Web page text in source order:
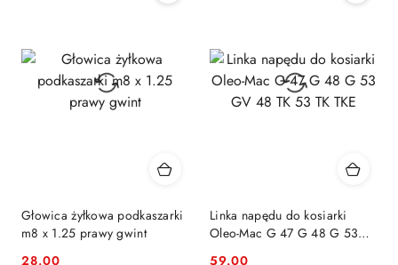
Głowica żyłkowa podkaszarki
m8 x 1.25 prawy gwint
28.00
Linka napędu do kosiarki
Oleo-Mac G 47 G 48 G 53
59.00